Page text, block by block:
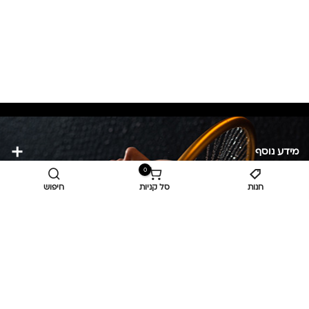
מידע נוסף
כביש ראשי,
חנות
0
סל קניות חיפוש